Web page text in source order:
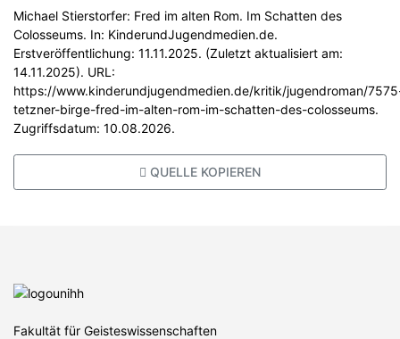
Michael Stierstorfer: Fred im alten Rom. Im Schatten des
Colosseums. In: KinderundJugendmedien.de.
Erstveröffentlichung: 11.11.2025. (Zuletzt aktualisiert am:
14.11.2025). URL:
https://www.kinderundjugendmedien.de/kritik/jugendroman/
tetzner-birge-fred-im-alten-rom-im-schatten-des-colosseums.
Zugriffsdatum: 10.08.2026.
QUELLE KOPIEREN
Fakultät für Geisteswissenschaften